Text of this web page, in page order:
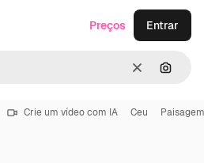
Limpar
Preços Entrar
Crie um vídeo com IA Ceu Paisagem